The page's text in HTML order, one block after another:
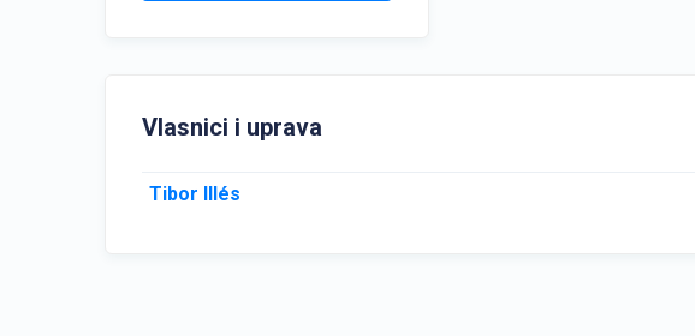
Vlasnici i uprava
Tibor Illés